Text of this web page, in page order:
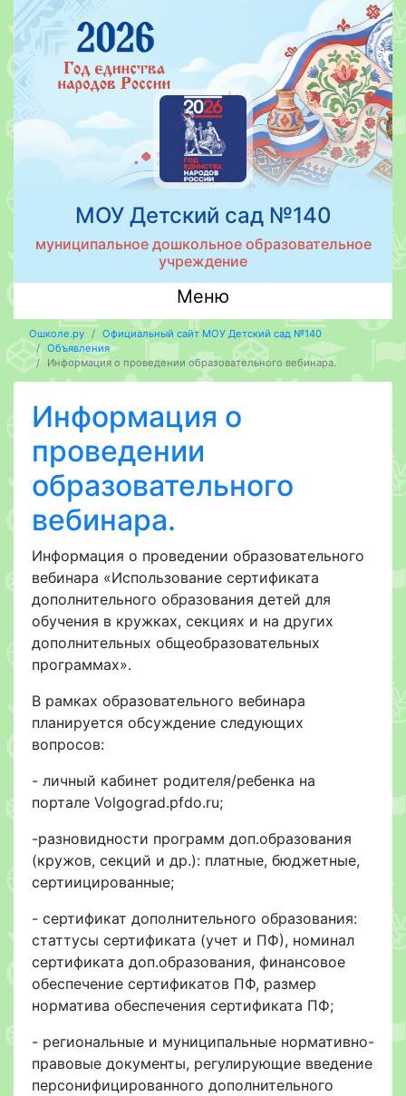
МОУ Детский сад №140
муниципальное дошкольное образовательное
учреждение
Меню
Ошколе.ру
Официальный сайт МОУ Детский сад №140
Объявления
Информация о проведении образовательного вебинара.
Информация о
проведении
образовательного
вебинара.
Информация о проведении образовательного
вебинара «Использование сертификата
дополнительного образования детей для
обучения в кружках, секциях и на других
дополнительных общеобразовательных
программах».
В рамках образовательного вебинара
планируется обсуждение следующих
вопросов:
- личный кабинет родителя/ребенка на
портале Volgograd.pfdo.ru;
-разновидности программ доп.образования
(кружов, секций и др.): платные, бюджетные,
сертиицированные;
- сертификат дополнительного образования:
статтусы сертификата (учет и ПФ), номинал
сертификата доп.образования, финансовое
обеспечение сертификатов ПФ, размер
норматива обеспечения сертификата ПФ;
- региональные и муниципальные нормативно-
правовые документы, регулирующие введение
персонифицированного дополнительного